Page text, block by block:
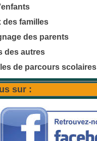
des familles
des parents
des autres
de parcours scolaires
sur :